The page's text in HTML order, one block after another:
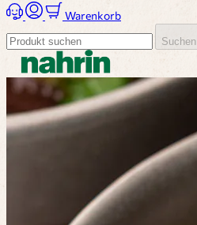
Warenkorb
Suchen